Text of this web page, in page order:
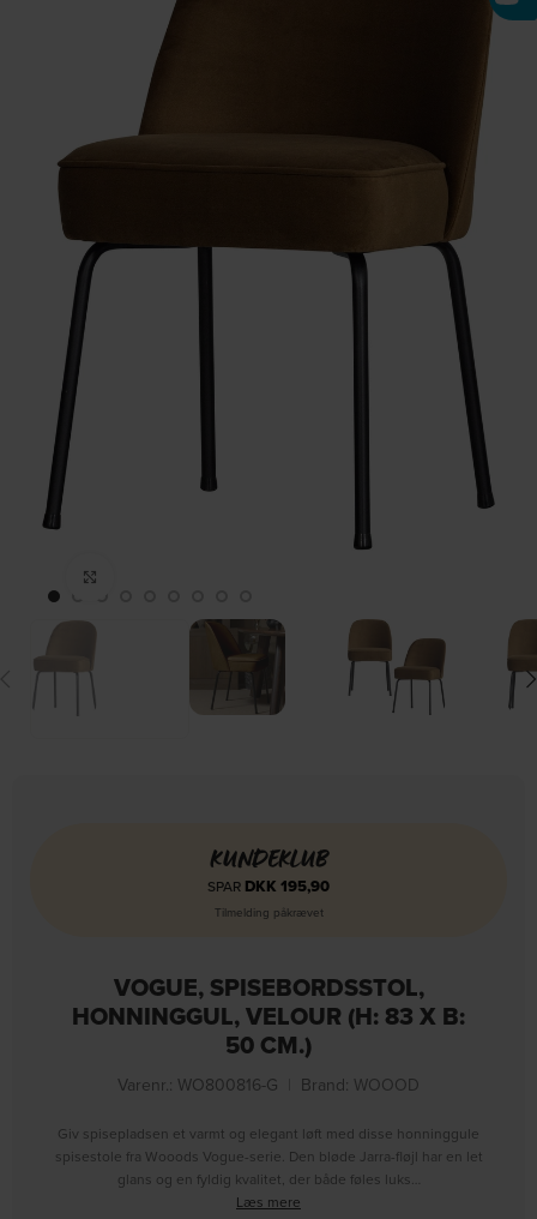
KUNDEKLUB
SPAR DKK 195,90
Tilmelding påkrævet
VOGUE, SPISEBORDSSTOL,
HONNINGGUL, VELOUR (H: 83 X B:
50 CM.)
Varenr.: WO800816-G Brand: WOOOD
Giv spisepladsen et varmt og elegant løft med disse honninggule
spisestole fra Wooods Vogue-serie. Den bløde Jarra-fløjl har en let
glans og en fyldig kvalitet, der både føles luks…
Læs mere